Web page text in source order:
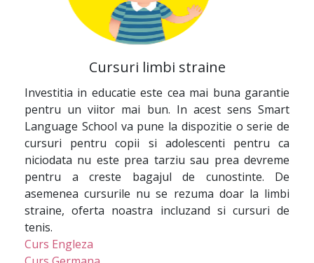
Cursuri limbi straine
Investitia in educatie este cea mai buna garantie
pentru un viitor mai bun. In acest sens Smart
Language School va pune la dispozitie o serie de
cursuri pentru copii si adolescenti pentru ca
niciodata nu este prea tarziu sau prea devreme
pentru a creste bagajul de cunostinte. De
asemenea cursurile nu se rezuma doar la limbi
straine, oferta noastra incluzand si cursuri de
tenis.
Curs Engleza